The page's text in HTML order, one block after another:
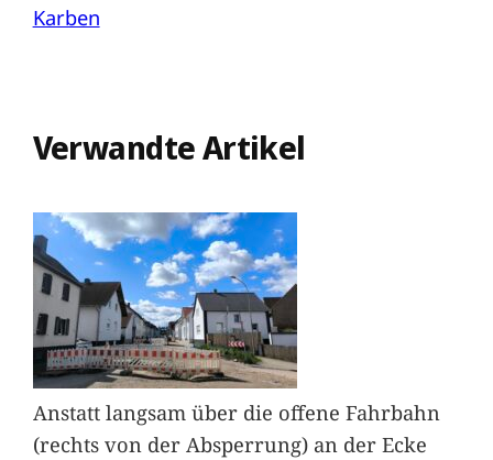
Karben
Verwandte Artikel
Anstatt langsam über die offene Fahrbahn
(rechts von der Absperrung) an der Ecke